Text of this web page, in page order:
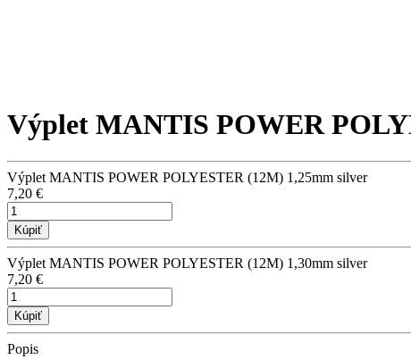
Výplet MANTIS POWER
Výplet MANTIS POWER POLYESTER (12M) 1,25mm silver
7,20 €
Kúpiť
Výplet MANTIS POWER POLYESTER (12M) 1,30mm silver
7,20 €
Kúpiť
Popis